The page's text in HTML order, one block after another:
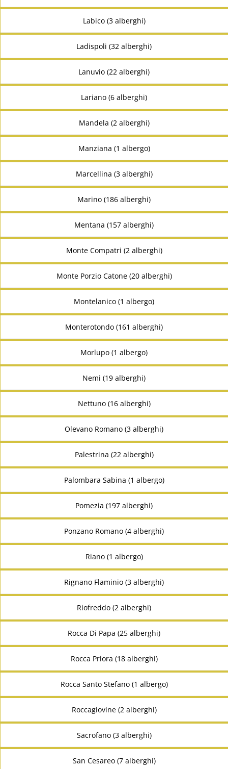
Labico (3 alberghi)
Ladispoli (32 alberghi)
Lanuvio (22 alberghi)
Lariano (6 alberghi)
Mandela (2 alberghi)
Manziana (1 albergo)
Marcellina (3 alberghi)
Marino (186 alberghi)
Mentana (157 alberghi)
Monte Compatri (2 alberghi)
Monte Porzio Catone (20 alberghi)
Montelanico (1 albergo)
Monterotondo (161 alberghi)
Morlupo (1 albergo)
Nemi (19 alberghi)
Nettuno (16 alberghi)
Olevano Romano (3 alberghi)
Palestrina (22 alberghi)
Palombara Sabina (1 albergo)
Pomezia (197 alberghi)
Ponzano Romano (4 alberghi)
Riano (1 albergo)
Rignano Flaminio (3 alberghi)
Riofreddo (2 alberghi)
Rocca Di Papa (25 alberghi)
Rocca Priora (18 alberghi)
Rocca Santo Stefano (1 albergo)
Roccagiovine (2 alberghi)
Sacrofano (3 alberghi)
San Cesareo (7 alberghi)